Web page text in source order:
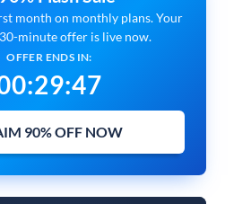
month on monthly plans. Your
minute offer is live now.
OFFER ENDS IN:
:29:45
90% OFF NOW